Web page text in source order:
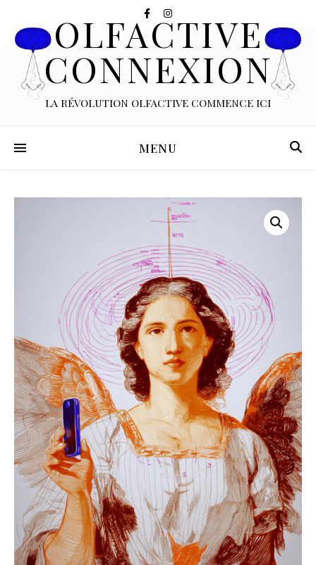
OLFACTIVE
CONNEXION
LA RÉVOLUTION OLFACTIVE COMMENCE ICI
MENU